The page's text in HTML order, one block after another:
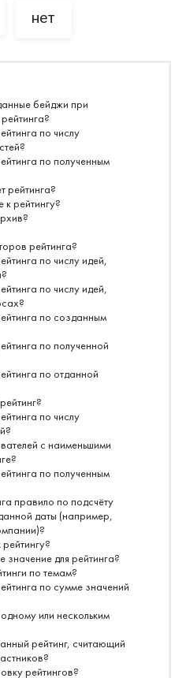
нет
бейджи при
по числу
по полученным
рейтинга?
к рейтингу?
рейтинга?
по числу идей,
по числу идей,
по созданным
по полученной
по отданной
по числу
с наименьшими
по полученным
правило по подсчёту
даты (например,
значение для рейтинга?
по темам?
по сумме значений
или нескольким
рейтинг, считающий
рейтингов?